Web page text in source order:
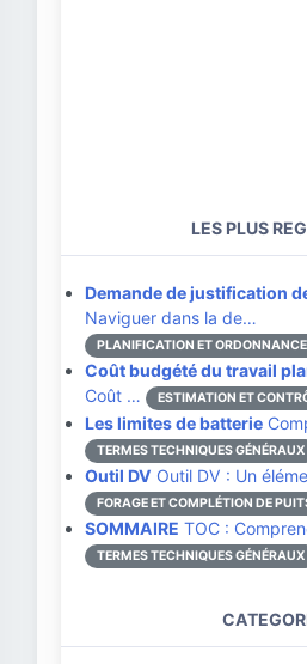
LES PLUS
Demande de justification
Naviguer dans la de…
PLANIFICATION ET
Coût budgété du travail
Coût …
ESTIMATION ET
Les limites de batterie
TERMES TECHNIQUES GÉNÉRAUX
Outil DV Outil DV : Un
FORAGE ET COMPLÉTION DE
SOMMAIRE TOC :
TERMES TECHNIQUES GÉNÉRAUX